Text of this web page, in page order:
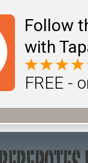
Follow
with
FREE -